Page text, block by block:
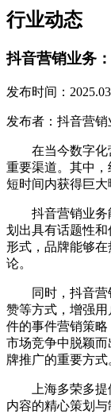
行业动态
抖音营销业务
发布时间：
发布者：抖音营销
在当今数字化
重要渠道。其中
短时间内获得巨大
抖音营销业务
划出具有话题性
形式，品牌能够
论。
同时，抖音营
赞等方式，增强
件的事件营销策
市场竞争中脱颖
牌推广的重要方式
上海多荣多提
内容的精心策划